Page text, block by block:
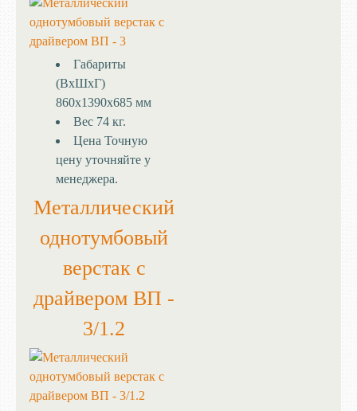
Габариты
(ВхШхГ)
860х1390х685 мм
Вес 74 кг.
Цена Точную
цену уточняйте у
менеджера.
Металлический
однотумбовый
верстак с
драйвером ВП -
3/1.2